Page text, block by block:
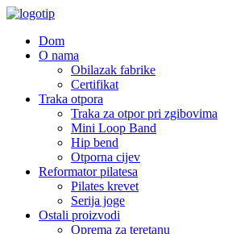
Dom
O nama
Obilazak fabrike
Certifikat
Traka otpora
Traka za otpor pri zgibovima
Mini Loop Band
Hip bend
Otporna cijev
Reformator pilatesa
Pilates krevet
Serija joge
Ostali proizvodi
Oprema za teretanu